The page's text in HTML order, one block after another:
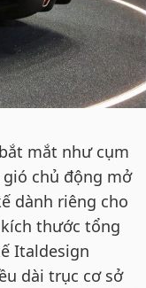
mắt như cụm
chủ động mở
dành riêng cho
thước tổng
Italdesign
dài trục cơ sở